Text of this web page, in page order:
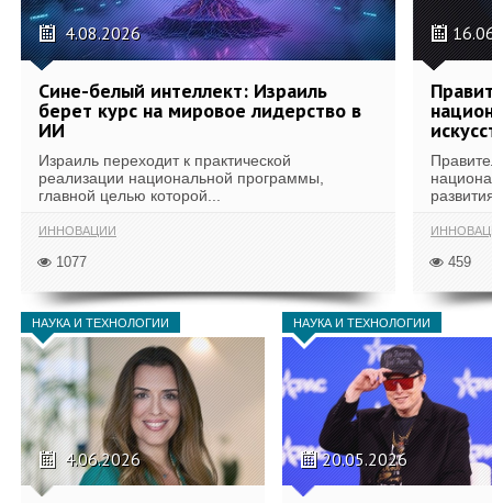
4.08.2026
Сине-белый интеллект: Израиль
берет курс на мировое лидерство в
ИИ
Израиль переходит к практической
реализации национальной программы,
главной целью которой...
ИННОВАЦИИ
1077 459
НАУКА И ТЕХНОЛОГИИ
4.06.2026
НАУКА И ТЕХНОЛОГИИ
20.05.2026